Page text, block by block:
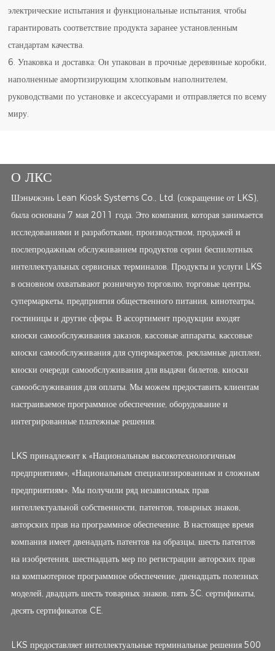
электрические испытания и функциональные испытания, чтобы
гарантировать соответствие продукта заранее установленным
стандартам качества.
6. Упаковка и доставка: Он упакован в прочные деревянные коробки,
наполненные амортизирующим хлопковым наполнителем,
руководствами по установке и аксессуарами и отправляется по всему
миру.
О ЛКС
Шэньчжэнь Lean Kiosk Systems Co., Ltd. (сокращение от LKS),
была основана 7 мая 2011 года. Это компания, которая занимается
исследованиями и разработками, производством, продажей и
послепродажным обслуживанием продуктов серии беспилотных
интеллектуальных сервисных терминалов. Продукты и услуги LKS
в основном охватывают розничную торговлю, торговые центры,
супермаркеты, предприятия общественного питания, кинотеатры,
гостиницы и другие сферы. В ассортимент продукции входят
киоски самообслуживания заказов, кассовые аппараты, кассовые
киоски самообслуживания для супермаркетов, рекламные дисплеи,
киоски очереди самообслуживания для выдачи билетов, киоски
самообслуживания для оплаты. Мы можем предоставить клиентам
настраиваемое программное обеспечение, оборудование и
интегрированные платежные решения.
LKS принадлежит к «Национальным высокотехнологичным
предприятиям», «Национальным специализированным и сложным
предприятиям». Мы получили ряд независимых прав
интеллектуальной собственности, патентов, товарных знаков,
авторских прав на программное обеспечение. В настоящее время
компания имеет двенадцать патентов на образцы, шесть патентов
на изобретения, шестнадцать мер по регистрации авторских прав
на компьютерное программное обеспечение, двенадцать полезных
моделей, двадцать шесть товарных знаков, пять 3C. сертификаты,
десять сертификатов CE.
LKS предоставляет интеллектуальные терминальные решения 500